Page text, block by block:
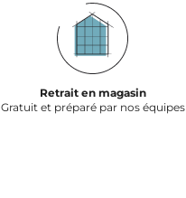
Retrait en magasin
Gratuit et préparé par nos équipes